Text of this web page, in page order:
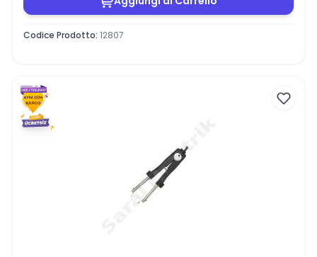
Codice Prodotto: 12807